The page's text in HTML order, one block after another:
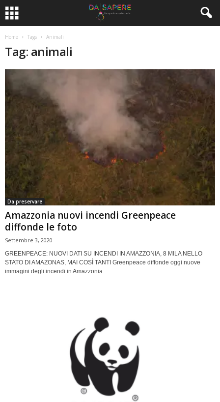
Home Tags Animali
Tag: animali
Da preservare
Amazzonia nuovi incendi Greenpeace
diffonde le foto
Settembre 3, 2020
GREENPEACE: NUOVI DATI SU INCENDI IN AMAZZONIA, 8 MILA NELLO
STATO DI AMAZONAS, MAI COSÌ TANTI Greenpeace diffonde oggi nuove
immagini degli incendi in Amazzonia...